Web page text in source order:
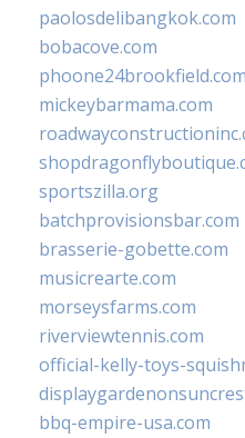
paolosdelibangkok.com
bobacove.com
phoone24brookfield.com
mickeybarmama.com
sportszilla.org
batchprovisionsbar.com
brasserie-gobette.com
musicrearte.com
morseysfarms.com
riverviewtennis.com
official-kelly-toys-
bbq-empire-usa.com